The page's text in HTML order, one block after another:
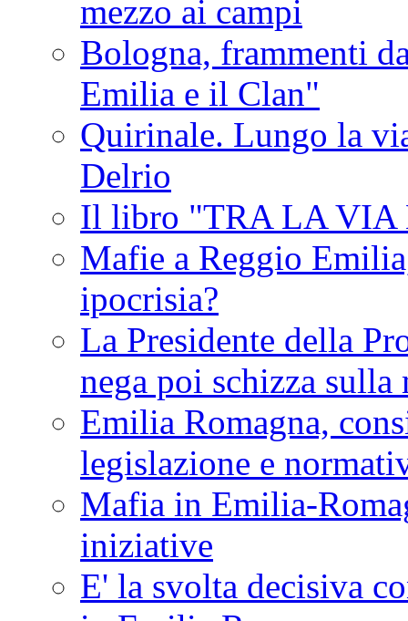
mezzo ai campi
Bologna, frammenti
Emilia e il Clan"
Quirinale. Lungo la
Delrio
Il libro "TRA LA
Mafie a Reggio
ipocrisia?
La Presidente della
nega poi schizza sulla
Emilia Romagna,
legislazione e
Mafia in Emilia-
iniziative
E' la svolta decisiva